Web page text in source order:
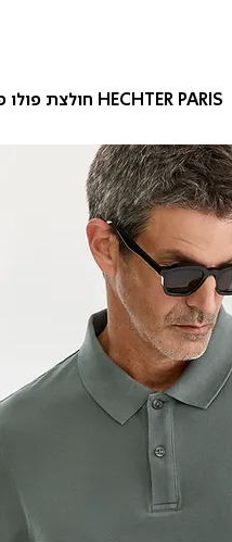
HECHTER PARIS חולצת פולו פיקה גרמנט דאי